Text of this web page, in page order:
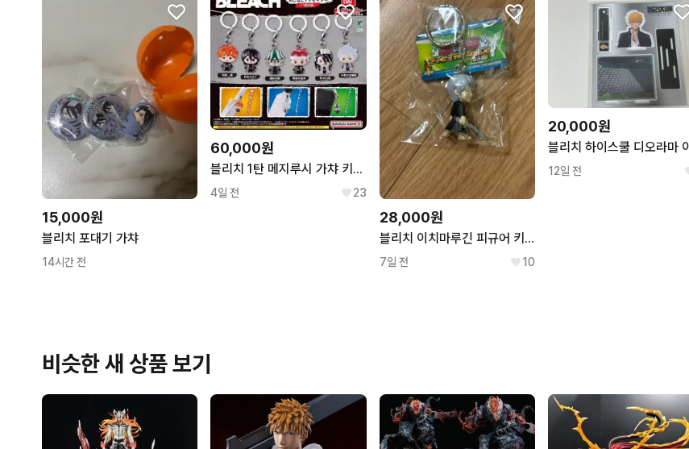
15,000원
블리치 포대기 가챠
14시간 전
60,000원
블리치 1탄 메지루시 가챠 키링 피규어 풀세트
4일 전 23
28,000원
블리치 이치마루긴 피규어 키링 판매합니다
7일 전 10
20,000원
12일 전
비슷한 새 상품 보기